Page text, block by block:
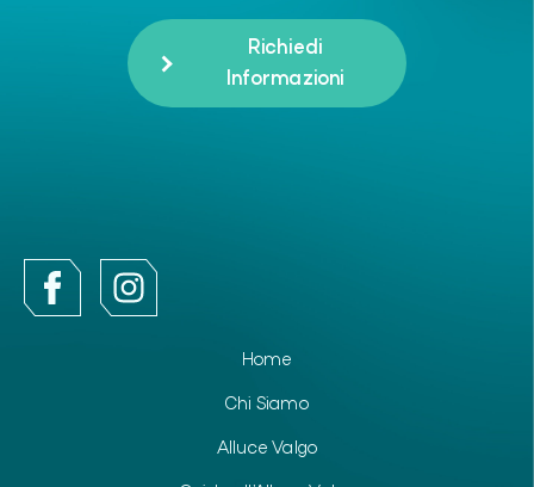
Home
Chi Siamo
Alluce Valgo
Richiedi
Informazioni